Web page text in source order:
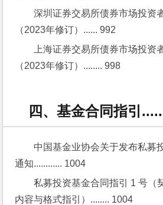
深圳证券交易所债券市场投资
（2023年修订）...... 992
上海证券交易所债券市场投资
（2023年修订）........ 998
四、基金合同指引
中国基金业协会关于发布私募
通知............ 1004
私募投资基金合同指引 1 号（
内容与格式指引）........ 1004